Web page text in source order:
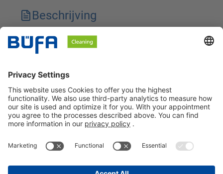
Beschrijving
Technische kenmerken
Veiligheidsinstructies